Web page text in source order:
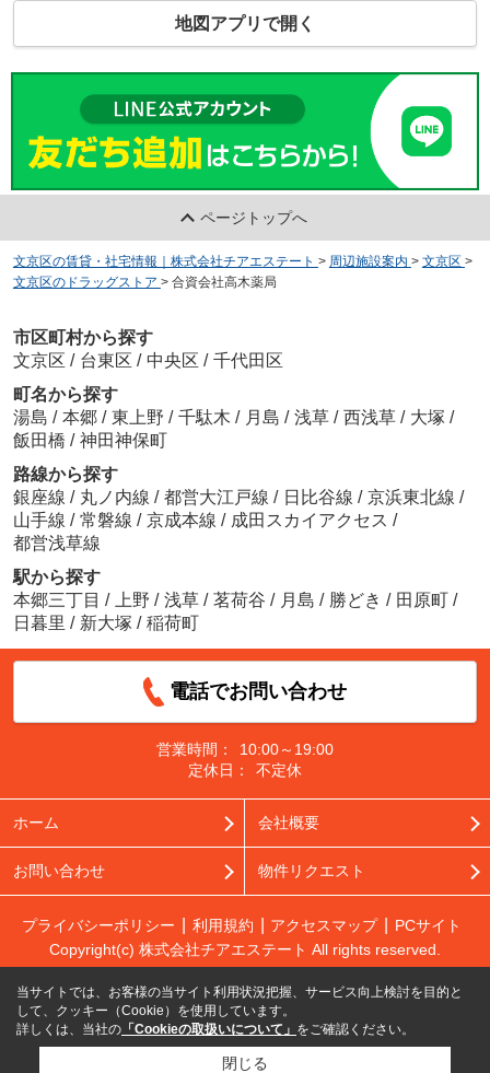
地図アプリで開く
ページトップへ
文京区の賃貸・社宅情報｜株式会社チアエステート > 周辺施設案内 > 文京区 >
文京区のドラッグストア > 合資会社高木薬局
市区町村から探す
文京区 / 台東区 / 中央区 / 千代田区
町名から探す
湯島 / 本郷 / 東上野 / 千駄木 / 月島 / 浅草 / 西浅草 / 大塚 /
飯田橋 / 神田神保町
路線から探す
銀座線 / 丸ノ内線 / 都営大江戸線 / 日比谷線 / 京浜東北線 /
山手線 / 常磐線 / 京成本線 / 成田スカイアクセス /
都営浅草線
駅から探す
本郷三丁目 / 上野 / 浅草 / 茗荷谷 / 月島 / 勝どき / 田原町 /
日暮里 / 新大塚 / 稲荷町
電話でお問い合わせ
営業時間：
10:00～19:00
定休日：
不定休
ホーム 会社概要
お問い合わせ 物件リクエスト
プライバシーポリシー 利用規約 アクセスマップ
PCサイト
Copyright(c) 株式会社チアエステート All rights reserved.
当サイトでは、お客様の当サイト利用状況把握、サービス向上検討を目的と
して、クッキー（Cookie）を使用しています。
詳しくは、当社の 「Cookieの取扱いについて」 をご確認ください。
閉じる